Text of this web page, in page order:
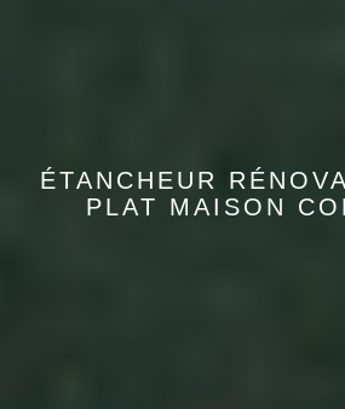
ÉTANCHEUR
PLAT MAISON